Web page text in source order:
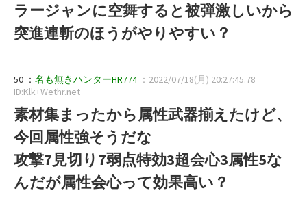
ラージャンに空舞すると被弾激しいから
突進連斬のほうがやりやすい？
50 ： 名も無きハンターHR774 ：2022/07/18(月) 20:27:45.78
ID:Klk+Wethr.net
素材集まったから属性武器揃えたけど、
今回属性強そうだな
攻撃7見切り7弱点特効3超会心3属性5な
んだが属性会心って効果高い？